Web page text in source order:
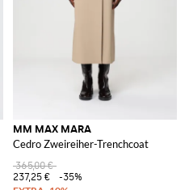
MM MAX MARA
Cedro Zweireiher-Trenchcoat
365,00 €
237,25 €
-35%